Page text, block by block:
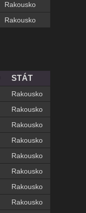
Rakousko
Rakousko
STÁT
Rakousko
Rakousko
Rakousko
Rakousko
Rakousko
Rakousko
Rakousko
Rakousko